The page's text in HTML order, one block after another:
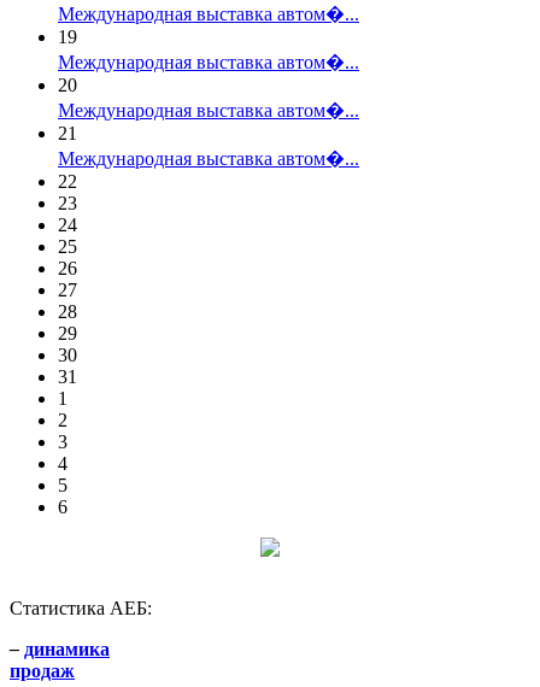
Международная выставка автом�...
19
Международная выставка автом�...
20
Международная выставка автом�...
21
Международная выставка автом�...
22
23
24
25
26
27
28
29
30
31
1
2
3
4
5
6
Статистика АЕБ:
– динамика
продаж